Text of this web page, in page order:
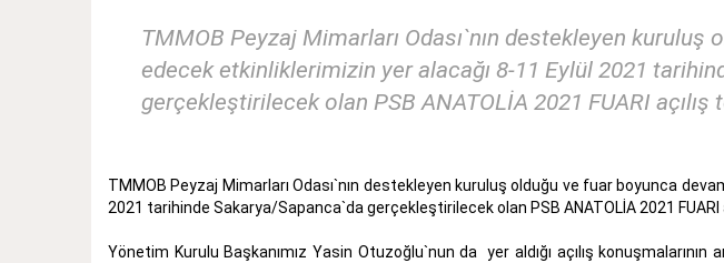
TMMOB Peyzaj Mimarları Odası`nın destekleyen kuruluş
edecek etkinliklerimizin yer alacağı 8-11 Eylül 2021
gerçekleştirilecek olan PSB ANATOLİA 2021 FUARI açılış
TMMOB Peyzaj Mimarları Odası`nın destekleyen kuruluş olduğu ve fuar boyunca
2021 tarihinde Sakarya/Sapanca`da gerçekleştirilecek olan PSB ANATOLİA 2021 FUARI
Yönetim Kurulu Başkanımız Yasin Otuzoğlu`nun da yer aldığı açılış